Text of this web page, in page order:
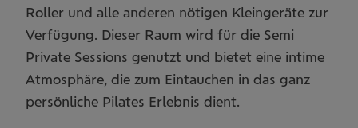
Roller und alle anderen nötigen Kleingeräte zur
Verfügung. Dieser Raum wird für die Semi
Private Sessions genutzt und bietet eine intime
Atmosphäre, die zum Eintauchen in das ganz
persönliche Pilates Erlebnis dient.